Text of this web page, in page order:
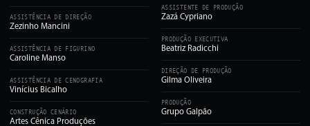
ASSISTÊNCIA DE DIREÇÃO
Zezinho Mancini
ASSISTÊNCIA DE FIGURINO
Caroline Manso
ASSISTÊNCIA DE CENOGRAFIA
Vinícius Bicalho
CONSTRUÇÃO CENÁRIO
Artes Cênica Produções
ASSISTENTE DE PRODUÇÃO
Zazá Cypriano
PRODUÇÃO EXECUTIVA
Beatriz Radicchi
DIREÇÃO DE PRODUÇÃO
Gilma Oliveira
PRODUÇÃO
Grupo Galpão